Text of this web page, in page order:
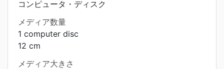
コンピュータ・ディスク
メディア数量
1 computer disc
12 cm
メディア大きさ